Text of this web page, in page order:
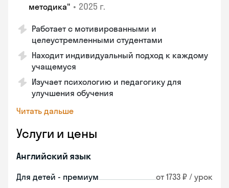
методика" • 2025 г.
Работает с мотивированными и
целеустремленными студентами
Находит индивидуальный подход к каждому
учащемуся
Изучает психологию и педагогику для
улучшения обучения
Читать дальше
Услуги и цены
Английский язык
Для детей - премиум от 1733 ₽ / урок